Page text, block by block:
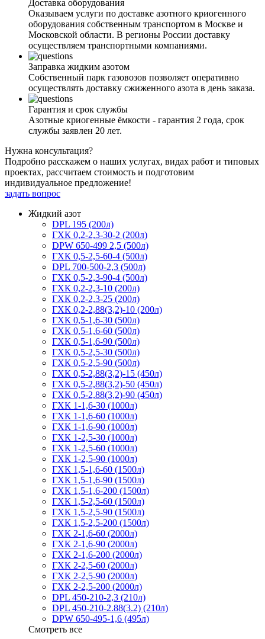
Доставка оборудования
Оказываем услуги по доставке азотного криогенного
оборудования собственным транспортом в Москве и
Московской области. В регионы России доставку
осуществляем транспортными компаниями.
Заправка жидким азотом
Собственный парк газовозов позволяет оперативно
осуществлять доставку сжиженного азота в день заказа.
Гарантия и срок службы
Азотные криогенные ёмкости - гарантия 2 года, срок
службы заявлен 20 лет.
Нужна консультация?
Подробно расскажем о наших услугах, видах работ и типовых
проектах, рассчитаем стоимость и подготовим
индивидуальное предложение!
задать вопрос
Жидкий азот
DPL 195 (200л)
ГХК 0,2-2,3-30-2 (200л)
DPW 650-499 2,5 (500л)
ГХК 0,5-2,5-60-4 (500л)
DPL 700-500-2,3 (500л)
ГХК 0,5-2,3-90-4 (500л)
ГХК 0,2-2,3-10 (200л)
ГХК 0,2-2,3-25 (200л)
ГХК 0,2-2,88(3,2)-10 (200л)
ГХК 0,5-1,6-30 (500л)
ГХК 0,5-1,6-60 (500л)
ГХК 0,5-1,6-90 (500л)
ГХК 0,5-2,5-30 (500л)
ГХК 0,5-2,5-90 (500л)
ГХК 0,5-2,88(3,2)-15 (450л)
ГХК 0,5-2,88(3,2)-50 (450л)
ГХК 0,5-2,88(3,2)-90 (450л)
ГХК 1-1,6-30 (1000л)
ГХК 1-1,6-60 (1000л)
ГХК 1-1,6-90 (1000л)
ГХК 1-2,5-30 (1000л)
ГХК 1-2,5-60 (1000л)
ГХК 1-2,5-90 (1000л)
ГХК 1,5-1,6-60 (1500л)
ГХК 1,5-1,6-90 (1500л)
ГХК 1,5-1,6-200 (1500л)
ГХК 1,5-2,5-60 (1500л)
ГХК 1,5-2,5-90 (1500л)
ГХК 1,5-2,5-200 (1500л)
ГХК 2-1,6-60 (2000л)
ГХК 2-1,6-90 (2000л)
ГХК 2-1,6-200 (2000л)
ГХК 2-2,5-60 (2000л)
ГХК 2-2,5-90 (2000л)
ГХК 2-2,5-200 (2000л)
DPL 450-210-2,3 (210л)
DPL 450-210-2.88(3.2) (210л)
DPW 650-495-1,6 (495л)
Смотреть все